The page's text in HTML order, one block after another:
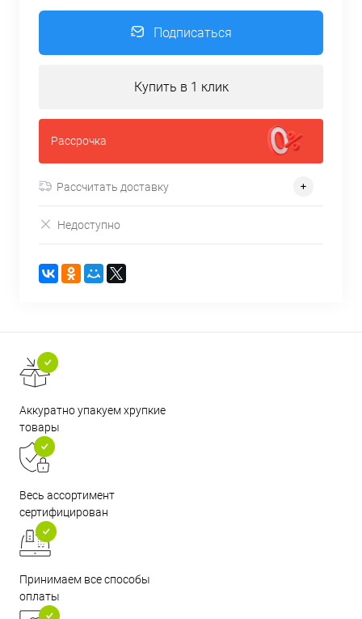
Подписаться
Купить в 1 клик
Рассрочка
Рассчитать доставку
Недоступно
Аккуратно упакуем хрупкие
товары
Весь ассортимент
сертифицирован
Принимаем все способы
оплаты